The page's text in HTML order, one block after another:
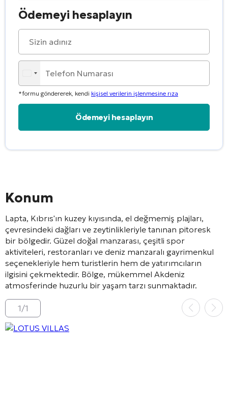
Ödemeyi hesaplayın
*formu göndererek, kendi kişisel verilerin işlenmesine rıza
Konum
Lapta, Kıbrıs'ın kuzey kıyısında, el değmemiş plajları,
çevresindeki dağları ve zeytinlikleriyle tanınan pitoresk
bir bölgedir. Güzel doğal manzarası, çeşitli spor
aktiviteleri, restoranları ve deniz manzaralı gayrimenkul
seçenekleriyle hem turistlerin hem de yatırımcıların
ilgisini çekmektedir. Bölge, mükemmel Akdeniz
atmosferinde huzurlu bir yaşam tarzı sunmaktadır.
1/1